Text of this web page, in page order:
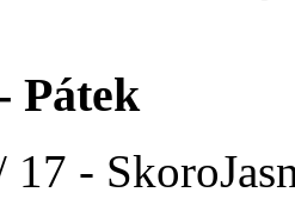
Pátek
17 -